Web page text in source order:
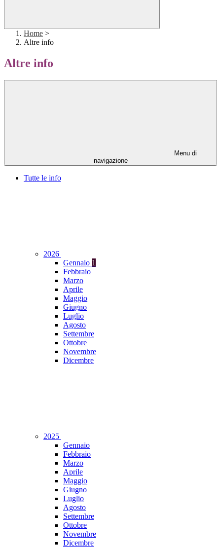
Home >
Altre info
Altre info
Menu di
navigazione
Tutte le info
2026
Gennaio 1
Febbraio
Marzo
Aprile
Maggio
Giugno
Luglio
Agosto
Settembre
Ottobre
Novembre
Dicembre
2025
Gennaio
Febbraio
Marzo
Aprile
Maggio
Giugno
Luglio
Agosto
Settembre
Ottobre
Novembre
Dicembre